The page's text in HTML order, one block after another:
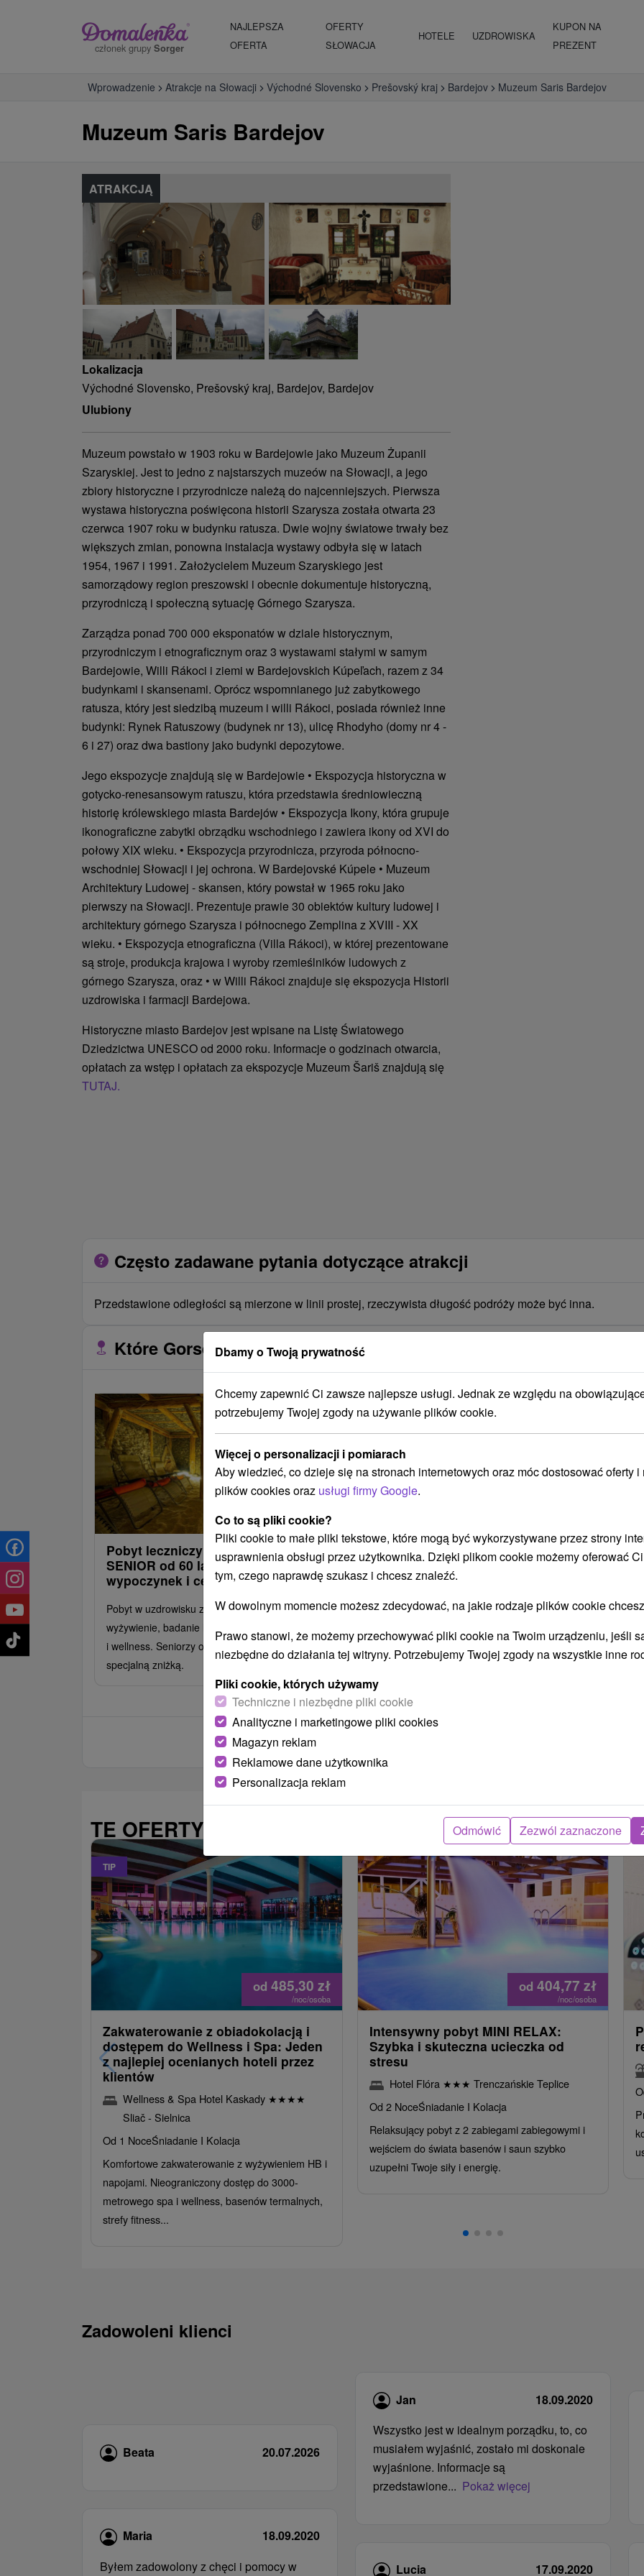
członek grupy Sorger
NAJLEPSZA
OFERTA
OFERTY
SŁOWACJA
HOTELE UZDROWISKA
KUPON NA
PREZENT
Wprowadzenie Atrakcje na Słowacji Východné Slovensko Prešovský kraj Bardejov Muzeum Saris Bardejov
Muzeum Saris Bardejov
ATRAKCJĄ
Lokalizacja
Východné Slovensko, Prešovský kraj, Bardejov, Bardejov
Ulubiony
Muzeum powstało w 1903 roku w Bardejowie jako Muzeum Żupanii
Szaryskiej. Jest to jedno z najstarszych muzeów na Słowacji, a jego
zbiory historyczne i przyrodnicze należą do najcenniejszych. Pierwsza
wystawa historyczna poświęcona historii Szarysza została otwarta 23
czerwca 1907 roku w budynku ratusza. Dwie wojny światowe trwały bez
większych zmian, ponowna instalacja wystawy odbyła się w latach
1954, 1967 i 1991. Założycielem Muzeum Szaryskiego jest
samorządowy region preszowski i obecnie dokumentuje historyczną,
przyrodniczą i społeczną sytuację Górnego Szarysza.
Zarządza ponad 700 000 eksponatów w dziale historycznym,
przyrodniczym i etnograficznym oraz 3 wystawami stałymi w samym
Bardejowie, Willi Rákoci i ziemi w Bardejovskich Kúpeľach, razem z 34
budynkami i skansenami. Oprócz wspomnianego już zabytkowego
ratusza, który jest siedzibą muzeum i willi Rákoci, posiada również inne
budynki: Rynek Ratuszowy (budynek nr 13), ulicę Rhodyho (domy nr 4 -
6 i 27) oraz dwa bastiony jako budynki depozytowe.
Jego ekspozycje znajdują się w Bardejowie • Ekspozycja historyczna w
gotycko-renesansowym ratuszu, która przedstawia średniowieczną
historię królewskiego miasta Bardejów • Ekspozycja Ikony, która grupuje
ikonograficzne zabytki obrządku wschodniego i zawiera ikony od XVI do
połowy XIX wieku. • Ekspozycja przyrodnicza, przyroda północno-
wschodniej Słowacji i jej ochrona. W Bardejovské Kúpele • Muzeum
Architektury Ludowej - skansen, który powstał w 1965 roku jako
pierwszy na Słowacji. Prezentuje prawie 30 obiektów kultury ludowej i
architektury górnego Szarysza i północnego Zemplina z XVIII - XX
wieku. • Ekspozycja etnograficzna (Villa Rákoci), w której prezentowane
są stroje, produkcja krajowa i wyroby rzemieślników ludowych z
górnego Szarysza, oraz • w Willi Rákoci znajduje się ekspozycja Historii
uzdrowiska i farmacji Bardejowa.
Historyczne miasto Bardejov jest wpisane na Listę Światowego
Dziedzictwa UNESCO od 2000 roku. Informacje o godzinach otwarcia,
opłatach za wstęp i opłatach za ekspozycje Muzeum Šariš znajdują się
TUTAJ.
Często zadawane pytania dotyczące atrakcji
Przedstawione odległości są mierzone w linii prostej, rzeczywista długość podróży może być inna.
Które Gorset znajdują się w pobliżu?
Pobyt leczniczy STANDARD i
SENIOR od 60 lat / prawdziwy
wypoczynek i cenne usługi
Pobyt w uzdrowisku z pełną opieką: pełne
wyżywienie, badanie lekarskie, 3 zabiegi dziennie
i wellness. Seniorzy od 60. roku życia ze
specjalną zniżką.
Wellness i Relaks: Wellness &
Relaks: Zrelaksuj się w Uzdrowisku
Bardejów
Bogaty pakiet zabiegów, pełne wyżywienie,
TE OFERTY MOGĄ PAŃSTWO BYĆ TAKŻE
TIP
od 485,30 zł
/noc/osoba
Zakwaterowanie z obiadokolacją i
dostępem do Wellness i Spa: Jeden
z najlepiej ocenianych hoteli przez
klientów
Wellness & Spa Hotel Kaskady ★★★★
Sliač - Sielnica
Od 1 NoceŚniadanie I Kolacja
Komfortowe zakwaterowanie z wyżywieniem HB i
napojami. Nieograniczony dostęp do 3000-
metrowego spa i wellness, basenów termalnych,
strefy fitness...
od 404,77zł
/noc/osoba
Intensywny pobyt MINI RELAX:
Szybka i skuteczna ucieczka od
stresu
Hotel Flóra ★★★ Trenczańskie Teplice
Od 2 NoceŚniadanie I Kolacja
Relaksujący pobyt z 2 zabiegami zabiegowymi i
wejściem do świata basenów i saun szybko
uzupełni Twoje siły i energię.
Zadowoleni klienci
Beata 20.07.2026
Maria
18.09.2020
Byłem zadowolony z chęci i pomocy w
Jan
18.09.2020
Wszystko jest w idealnym porządku, to, co
musiałem wyjaśnić, zostało mi doskonale
wyjaśnione. Informacje są
przedstawione... Pokaż więcej
Lucia 17.09.2020
Dbamy o Twoją prywatność
Chcemy zapewnić Ci zawsze najlepsze usługi. Jednak ze względu na
potrzebujemy Twojej zgody na używanie plików cookie.
Więcej o personalizacji i pomiarach
Aby wiedzieć, co dzieje się na stronach internetowych oraz móc dostosować oferty i
plików cookies oraz usługi firmy Google.
Co to są pliki cookie?
Pliki cookie to małe pliki tekstowe, które mogą być wykorzystywane przez strony
usprawnienia obsługi przez użytkownika. Dzięki plikom cookie możemy oferować
tym, czego naprawdę szukasz i chcesz znaleźć.
W dowolnym momencie możesz zdecydować, na jakie rodzaje plików cookie
Prawo stanowi, że możemy przechowywać pliki cookie na Twoim urządzeniu, jeśli
niezbędne do działania tej witryny. Potrzebujemy Twojej zgody na wszystkie inne
Pliki cookie, których używamy
Techniczne i niezbędne pliki cookie
Analityczne i marketingowe pliki cookies
Magazyn reklam
Reklamowe dane użytkownika
Personalizacja reklam
Odmówić Zezwól zaznaczone